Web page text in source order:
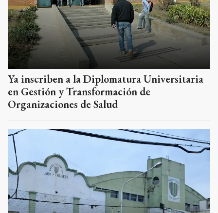
Ya inscriben a la Diplomatura Universitaria
en Gestión y Transformación de
Organizaciones de Salud